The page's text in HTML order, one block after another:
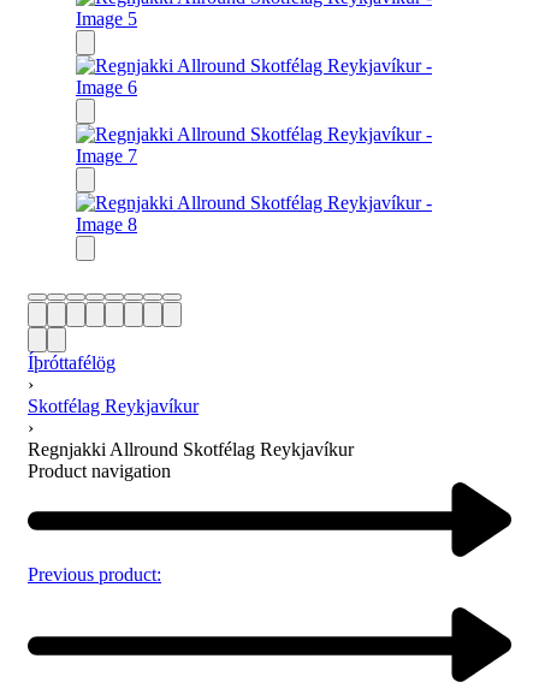
Íþróttafélög
›
Skotfélag Reykjavíkur
›
Regnjakki Allround Skotfélag Reykjavíkur
Product navigation
Previous product: